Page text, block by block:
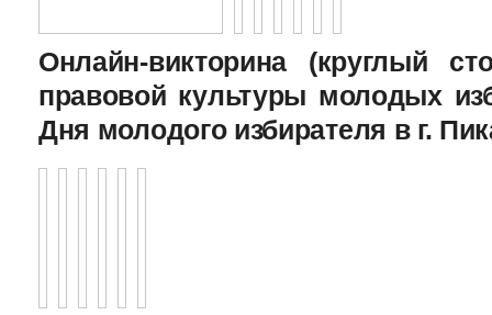
Онлайн-викторина (круглый
правовой культуры молодых
Дня молодого избирателя в г.